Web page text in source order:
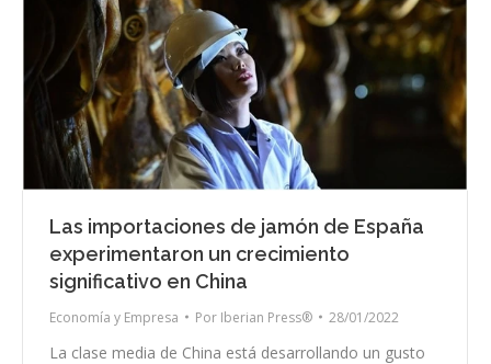
Las importaciones de jamón de España
experimentaron un crecimiento
significativo en China
Economía y Empresa Por Iberian Press® 28/01/2022
La clase media de China está desarrollando un gusto